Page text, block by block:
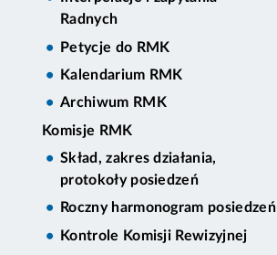
Radnych
Petycje do RMK
Kalendarium RMK
Archiwum RMK
Komisje RMK
Skład, zakres działania,
protokoły posiedzeń
Roczny harmonogram posiedzeń
Kontrole Komisji Rewizyjnej